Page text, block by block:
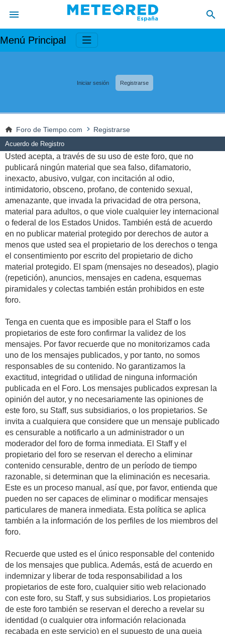
Menú Principal
Iniciar sesión Registrarse
Foro de Tiempo.com Registrarse
Acuerdo de Registro
Usted acepta, a través de su uso de este foro, que no
publicará ningún material que sea falso, difamatorio,
inexacto, abusivo, vulgar, con incitación al odio,
intimidatorio, obsceno, profano, de contenido sexual,
amenazante, que invada la privacidad de otra persona,
material para adultos, o que viole cualquier ley internacional
o federal de los Estados Unidos. También está de acuerdo
en no publicar material protegido por derechos de autor a
menos que usted sea el propietario de los derechos o tenga
el consentimiento por escrito del propietario de dicho
material protegido. El spam (mensajes no deseados), plagio
(repetición), anuncios, mensajes en cadena, esquemas
piramidales y colectas también están prohibidos en este
foro.
Tenga en cuenta que es imposible para el Staff o los
propietarios de este foro confirmar la validez de los
mensajes. Por favor recuerde que no monitorizamos cada
uno de los mensajes publicados, y por tanto, no somos
responsables de su contenido. No garantizamos la
exactitud, integridad o utilidad de ninguna información
publicada en el Foro. Los mensajes publicados expresan la
opinión del autor, y no necesariamente las opiniones de
este foro, su Staff, sus subsidiarios, o los propietarios. Se
invita a cualquiera que considere que un mensaje publicado
es censurable a notificarlo a un administrador o un
moderador del foro de forma inmediata. El Staff y el
propietario del foro se reservan el derecho a eliminar
contenido censurable, dentro de un período de tiempo
razonable, si determinan que la eliminación es necesaria.
Este es un proceso manual, así que, por favor, entienda que
pueden no ser capaces de eliminar o modificar mensajes
particulares de manera inmediata. Esta política se aplica
también a la información de los perfiles de los miembros del
foro.
Recuerde que usted es el único responsable del contenido
de los mensajes que publica. Además, está de acuerdo en
indemnizar y liberar de toda responsabilidad a los
propietarios de este foro, cualquier sitio web relacionado
con este foro, su Staff, y sus subsidiarios. Los propietarios
de este foro también se reservan el derecho a revelar su
identidad (o cualquier otra información relacionada
recabada en este servicio) en el supuesto de una queja